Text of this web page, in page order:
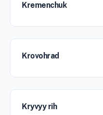
Kremenchuk
Krovohrad
Kryvyy rih